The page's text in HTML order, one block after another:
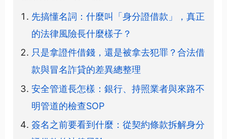
先搞懂名詞：什麼叫「身分證借款」，真正
的法律風險長什麼樣子？
只是拿證件借錢，還是被拿去犯罪？合法借
款與冒名詐貸的差異總整理
安全管道長怎樣：銀行、持照業者與來路不
明管道的檢查SOP
簽名之前要看到什麼：從契約條款拆解身分